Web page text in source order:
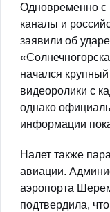
Одновременно с
каналы и
заявили об
начался
видеоролики с
однако
информации
Налет также
авиации.
аэропорта
подтвердила,